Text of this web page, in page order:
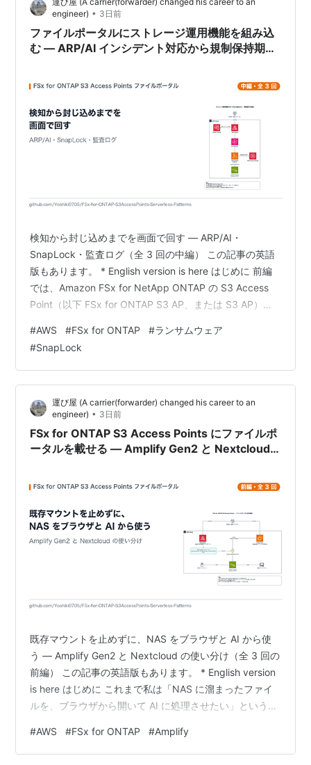
engineer) • 3日前
ファイルポータルにストレージ運用機能を組み込
む — ARP/AI インシデント対応から規制保持期間
検知から封じ込めまでを画面で回す — ARP/AI・
SnapLock・監査ログ（全 3 回の中編） この記事の英語
版もあります。 * English version is here はじめに 前編
では、Amazon FSx for NetApp ONTAP の S3 Access
Point（以下 FSx for ONTAP S3 AP、または S3 AP）上
Gen2 と Nextcloud の使い分けを整理しました。ただし
あの時点のポータルは「ファイルを見る」ところまで
で、ストレージ側の状態を知りたくなったら ONTAP
Syste…
#AWS #FSx for ONTAP #ランサムウェア
#SnapLock
運び屋 (A carrier(forwarder) changed his career to an
engineer) • 3日前
FSx for ONTAP S3 Access Points にファイルポ
ータルを載せる — Amplify Gen2 と Nextcloud
既存マウントを止めずに、NAS をブラウザと AI から使
う — Amplify Gen2 と Nextcloud の使い分け（全 3 回の
前編） この記事の英語版もあります。 * English version
is here はじめに これまで私は「NAS に溜まったファイ
ルを、ブラウザから開いて AI に処理させたい」という相
ューム上に数十〜数百 TB あるいは数 PB あり、容量・レ
イテンシ・データレジデンシーのいずれを見ても外部サ
#AWS #FSx for ONTAP #Amplify